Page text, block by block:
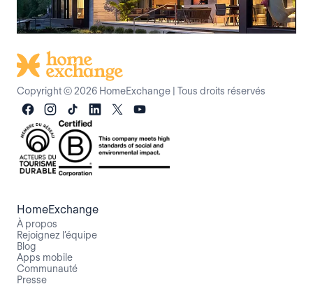
Copyright © 2026 HomeExchange Tous droits réservés
HomeExchange
À propos
Rejoignez l’équipe
Blog
Apps mobile
Communauté
Presse